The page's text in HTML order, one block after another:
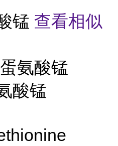
锰 查看相似
氨酸锰
酸锰